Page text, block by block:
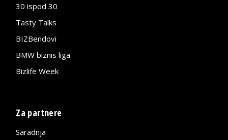
30 ispod 30
Tasty Talks
BIZBendovi
BMW biznis liga
Bizlife Week
Za partnere
Saradnja